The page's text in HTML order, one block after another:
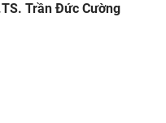
Trần Đức Cường